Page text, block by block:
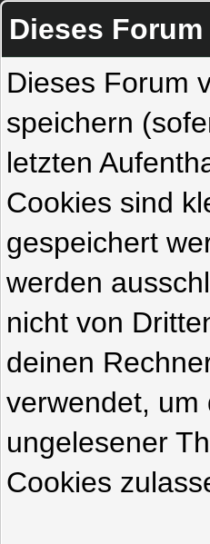
Dieses
Dieses Forum
speichern
letzten
Cookies sind
gespeichert
werden
nicht von
deinen
verwendet, um
ungelesener
Cookies